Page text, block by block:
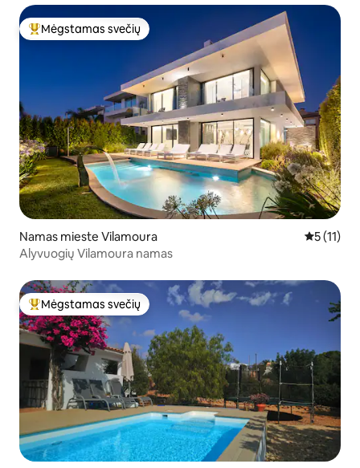
Svečių mėgstamiausias
Mėgstamas svečių
Namas mieste Vilamoura Vidutinis
5 (11)
Alyvuogių Vilamoura namas
Svečių mėgstamiausias
Mėgstamas svečių